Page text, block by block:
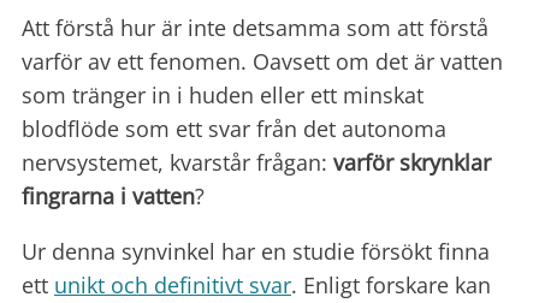
Att förstå hur är inte detsamma som att förstå
varför av ett fenomen. Oavsett om det är vatten
som tränger in i huden eller ett minskat
blodflöde som ett svar från det autonoma
nervsystemet, kvarstår frågan: varför skrynklar
fingrarna i vatten?
Ur denna synvinkel har en studie försökt finna
ett unikt och definitivt svar. Enligt forskare kan